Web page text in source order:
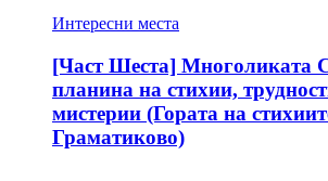
Интересни места
[Част Шеста] Многоликата
планина на стихии,
мистерии (Гората на
Граматиково)